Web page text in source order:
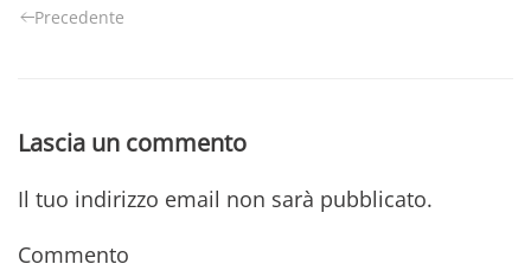
Precedente
Lascia un commento
Il tuo indirizzo email non sarà pubblicato.
Commento